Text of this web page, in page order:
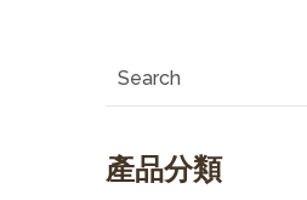
產品分類